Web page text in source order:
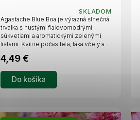
A
SKLADOM
4,49 €
Do košíka
Agastache Blue Boa je výrazná slnečná
trvalka s hustými fialovomodrými
súkvetiami a aromatickými zelenými
listami. Kvitne počas leta, láka včely a...